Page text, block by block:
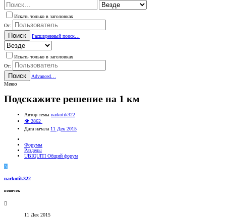
Искать только в заголовках
От:
Поиск Расширенный поиск…
Искать только в заголовках
От:
Поиск
Advanced…
Меню
Подскажите решение на 1 км
Автор темы narkotik322
👁 2862
Дата начала 11 Дек 2015
Форумы
Разделы
UBIQUITI Общий форум
N
narkotik322
новичок
11 Дек 2015